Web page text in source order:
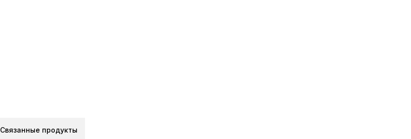
Связанные продукты